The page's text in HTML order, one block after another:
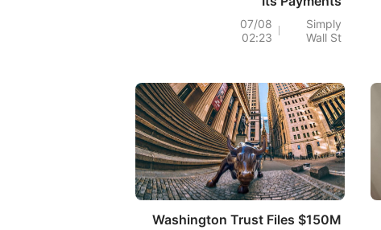
Partnership
Through 2031
Simply
Wall St
07/08
02:23
Washington Trust Files $150M